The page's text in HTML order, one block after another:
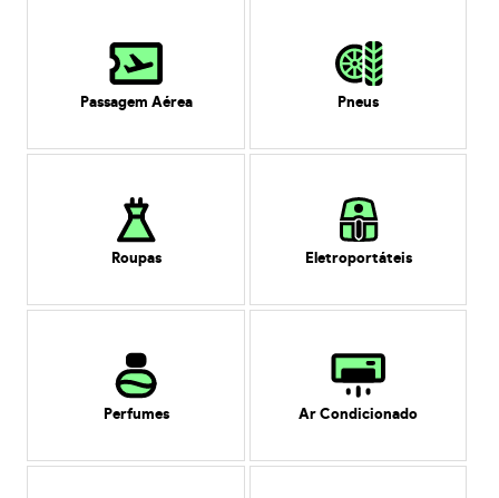
Passagem Aérea Pneus
Roupas Eletroportáteis
Perfumes Ar Condicionado